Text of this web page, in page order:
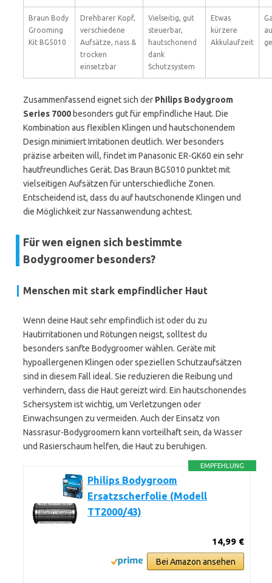
Braun Body
Grooming
Kit BG5010
Drehbarer Kopf,
verschiedene
Aufsätze, nass &
trocken
einsetzbar
Vielseitig, gut
steuerbar,
hautschonend
dank
Schutzsystem
Etwas
kürzere
Akkulaufzeit
Zusammenfassend eignet sich der Philips Bodygroom
Series 7000 besonders gut für empfindliche Haut. Die
Kombination aus flexiblen Klingen und hautschonendem
Design minimiert Irritationen deutlich. Wer besonders
präzise arbeiten will, findet im Panasonic ER-GK60 ein sehr
hautfreundliches Gerät. Das Braun BG5010 punktet mit
vielseitigen Aufsätzen für unterschiedliche Zonen.
Entscheidend ist, dass du auf hautschonende Klingen und
die Möglichkeit zur Nassanwendung achtest.
Für wen eignen sich bestimmte
Bodygroomer besonders?
Menschen mit stark empfindlicher Haut
Wenn deine Haut sehr empfindlich ist oder du zu
Hautirritationen und Rötungen neigst, solltest du
besonders sanfte Bodygroomer wählen. Geräte mit
hypoallergenen Klingen oder speziellen Schutzaufsätzen
sind in diesem Fall ideal. Sie reduzieren die Reibung und
verhindern, dass die Haut gereizt wird. Ein hautschonendes
Schersystem ist wichtig, um Verletzungen oder
Einwachsungen zu vermeiden. Auch der Einsatz von
Nassrasur-Bodygroomern kann vorteilhaft sein, da Wasser
und Rasierschaum helfen, die Haut zu beruhigen.
EMPFEHLUNG
Philips Bodygroom
Ersatzscherfolie (Modell
TT2000/43)
14,99 €
Bei Amazon ansehen